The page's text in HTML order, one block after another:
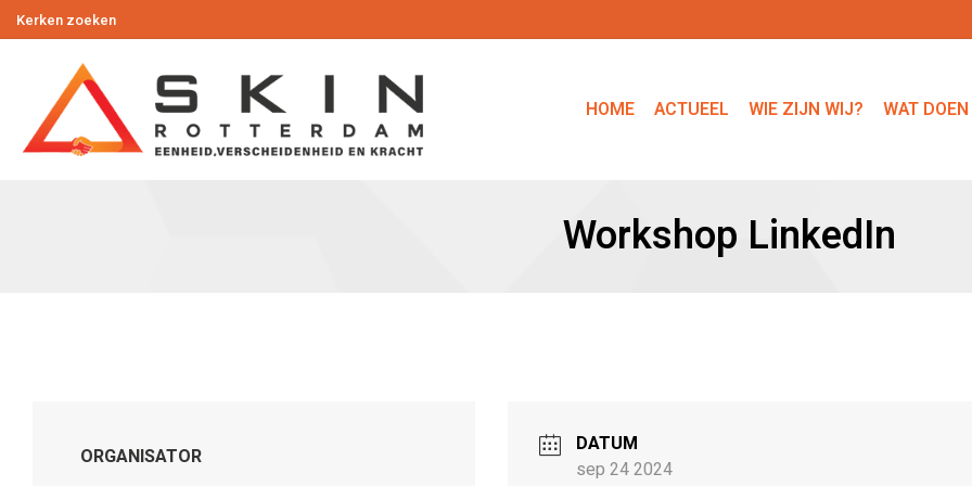
Kerken zoeken
HOME ACTUEEL WIE ZIJN WIJ? WAT
Workshop LinkedIn
ORGANISATOR
DATUM
sep 24 2024